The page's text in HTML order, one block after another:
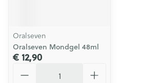
Oralseven
Oralseven Mondgel 48ml
€ 12,90